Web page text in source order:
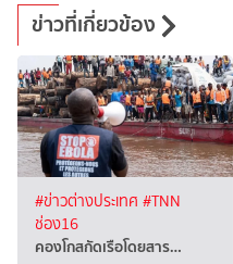
ข่าวที่เกี่ยวข้อง
#ข่าวต่างประเทศ #TNN
ช่อง16
คองโกสกัดเรือโดยสาร…